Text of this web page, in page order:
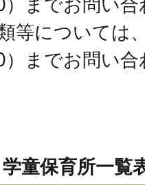
等については
までお問い
童保育所一覧